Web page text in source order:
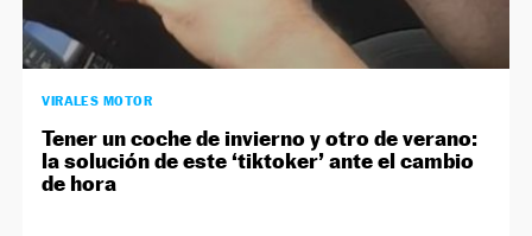
VIRALES MOTOR
Tener un coche de invierno y otro de verano:
la solución de este ‘tiktoker’ ante el cambio
de hora